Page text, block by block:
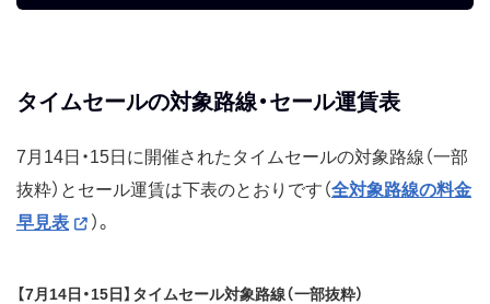
タイムセールの対象路線・セール運賃表
7月14日・15日に開催されたタイムセールの対象路線（一部
抜粋）とセール運賃は下表のとおりです（全対象路線の料金
早見表
）。
【7月14日・15日】タイムセール対象路線（一部抜粋）